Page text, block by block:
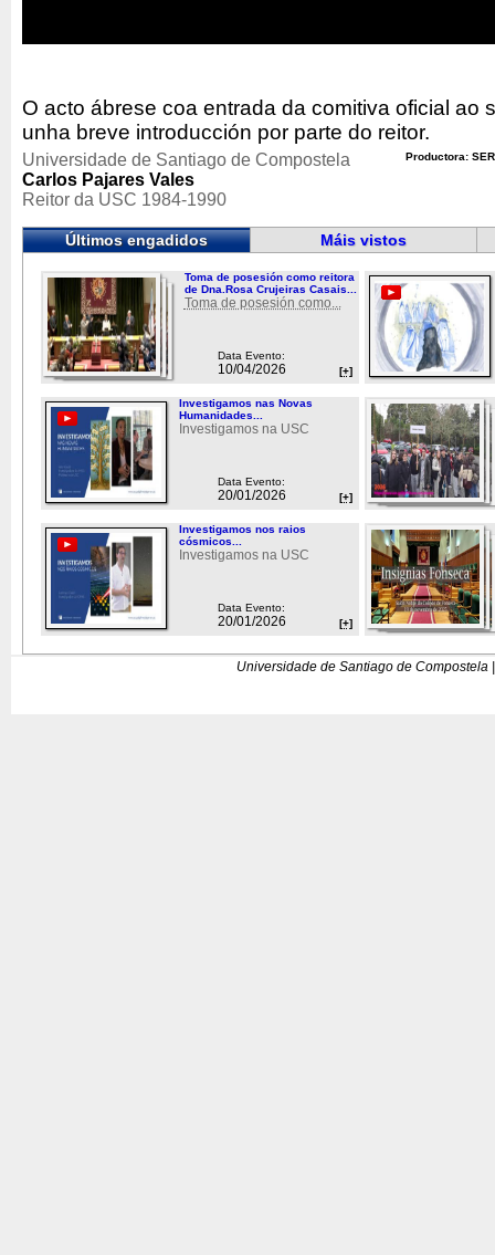
O acto ábrese coa entrada da comitiva oficial ao
unha breve introducción por parte do reitor.
Productora:
Universidade de Santiago de Compostela
Carlos Pajares Vales
Reitor da USC 1984-1990
Últimos engadidos Máis vistos
Toma de posesión como reitora
de Dna.Rosa Crujeiras Casais...
Toma de posesión como...
Data Evento:
10/04/2026 [+]
Investigamos nas Novas
Humanidades...
Investigamos na USC
Data Evento:
20/01/2026 [+]
Investigamos nos raios
cósmicos...
Investigamos na USC
Data Evento:
20/01/2026 [+]
Universidade de Santiago de